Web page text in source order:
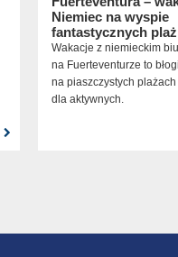
Niemiec na wyspie
fantastycznych plaż
Wakacje z niemieckim
na Fuerteventurze to
na piaszczystych
dla aktywnych.